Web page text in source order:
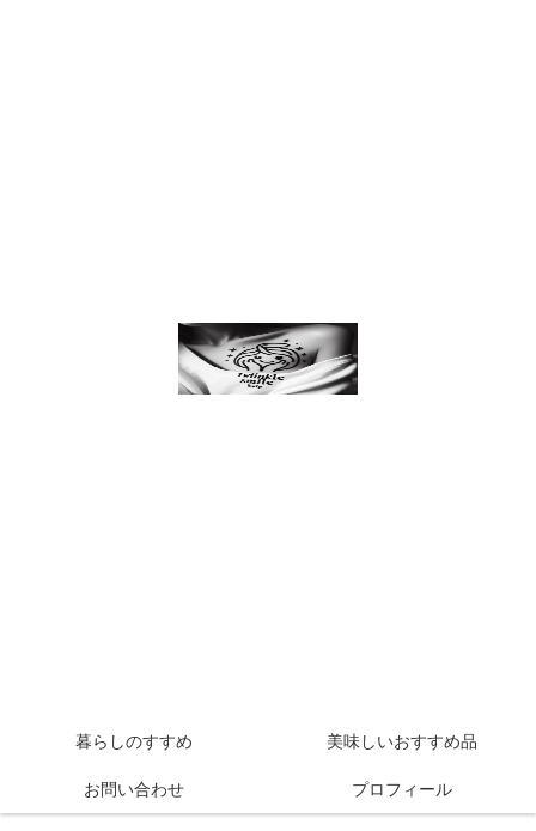
暮らしのすすめ 美味しいおすすめ品
お問い合わせ プロフィール